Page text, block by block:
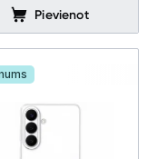
Pievienot